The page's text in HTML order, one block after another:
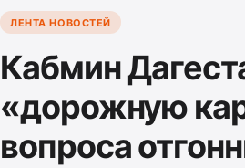
ЛЕНТА НОВОСТЕЙ
Кабмин
«дорожную
вопроса